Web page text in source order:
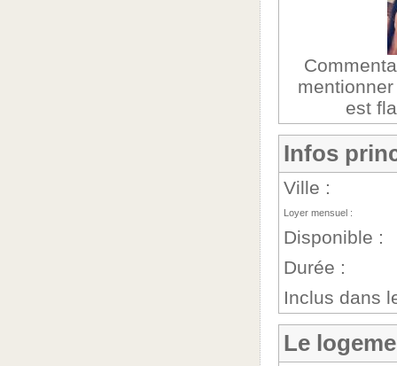
est
Infos
Ville :
Loyer mensuel :
Disponible :
Durée :
Inclus dans
Le